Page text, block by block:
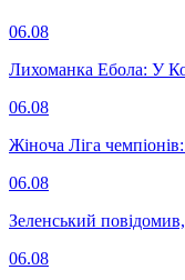
06.08
Лихоманка Ебола: У
06.08
Жіноча Ліга
06.08
Зеленський
06.08